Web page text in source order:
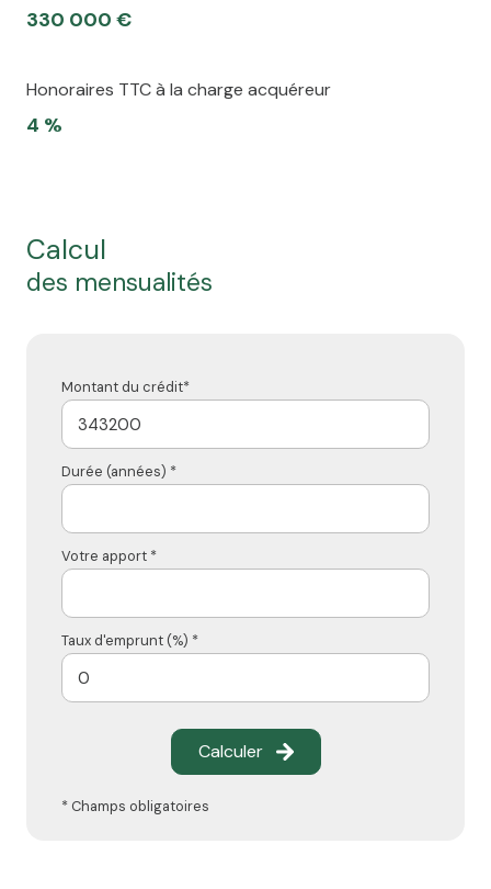
330 000 €
Honoraires TTC à la charge acquéreur
4 %
calcul
des mensualités
Montant du crédit*
Durée (années) *
Votre apport *
Taux d'emprunt (%) *
Calculer
* Champs obligatoires